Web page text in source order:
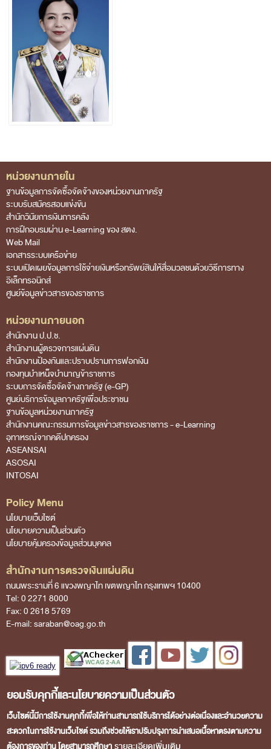
ภาพกิจกรรม
อินโฟกราฟิก
รู้รักษ์เงินแผ่นดินกับ สตง.
สื่อวีดิทิศน์
วีดิทัศน์เกี่ยวกับ สตง.
สตง.ขอบอก
รู้จัก สตง. กับน้องออดิต
คำถามที่พบบ่อย
ดาวน์โหลดเอกสาร
ข่าวสารการจัดซื้อจัดจ้างของ สตง.
แผนการจัดซื้อจัดจ้าง
ประกาศประกวดราคา/ราคากลาง/ขายพัสดุเสื่อม
สภาพ
สรุปผลการจัดซื้อจัดจ้าง
ข้อมูลสาระสำคัญในสัญญา
การรายงานผลการจัดซื้อจัดจ้าง หรือการจัดการ
พัสดุ
การประเมิน ITA (O14 O16 และ O17)
รับเรื่องร้องเรียน
Footer Menu
หน่วยงานภายใน
ฐานข้อมูลการจัดซื้อจัดจ้างของหน่วยงานภาครัฐ
ระบบรับสมัครสอบแข่งขัน
สำนักวินัยการเงินการคลัง
การฝึกอบรมผ่าน e-Learning ของ สตง.
Web Mail
เอกสารระบบเครือข่าย
ระบบเปิดเผยข้อมูลการใช้จ่ายเงินหรือทรัพย์สินให้สื่อมวลชนด้วยวิธีการทาง
อิเล็กทรอนิกส์
ศูนย์ข้อมูลข่าวสารของราชการ
หน่วยงานภายนอก
สำนักงาน ป.ป.ช.
สำนักงานผู้ตรวจการแผ่นดิน
สำนักงานป้องกันและปราบปรามการฟอกเงิน
กองทุนบำเหน็จบำนาญข้าราชการ
ระบบการจัดซื้อจัดจ้างภาครัฐ (e-GP)
ศูนย์บริการข้อมูลภาครัฐเพื่อประชาชน
ฐานข้อมูลหน่วยงานภาครัฐ
สํานักงานคณะกรรมการข้อมูลข่าวสารของราชการ - e-Learning
อุทาหรณ์จากคดีปกครอง
ASEANSAI
ASOSAI
INTOSAI
Policy Menu
นโยบายเว็บไซต์
นโยบายความเป็นส่วนตัว
นโยบายคุ้มครองข้อมูลส่วนบุคคล
สำนักงานการตรวจเงินแผ่นดิน
ถนนพระรามที่ 6 แขวงพญาไท เขตพญาไท กรุงเทพฯ 10400
Tel: 0 2271 8000
Fax: 0 2618 5769
E-mail: saraban@oag.go.th
Visitors No :
ยอมรับคุกกี้และนโยบายความเป็นส่วนตัว
เว็บไซต์นี้มีการใช้งานคุกกี้เพื่อให้ท่านสามารถใช้บริการได้อย่างต่อเนื่องและอำนวยความ
สะดวกในการใช้งานเว็บไซต์ รวมถึงช่วยให้เราปรับปรุงการนำเสนอเนื้อหาตรงตามความ
ต้องการของท่าน โดยสามารถศึกษา รายละเอียดเพิ่มเติม